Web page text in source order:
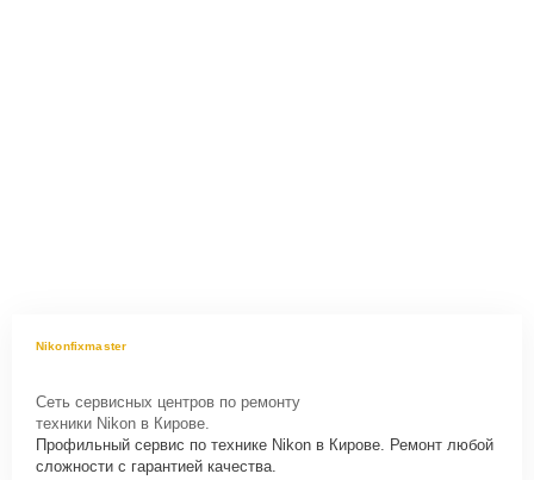
Nikonfixmaster
Сеть сервисных центров по ремонту
техники Nikon в Кирове.
Профильный сервис по технике Nikon в Кирове. Ремонт любой
сложности с гарантией качества.